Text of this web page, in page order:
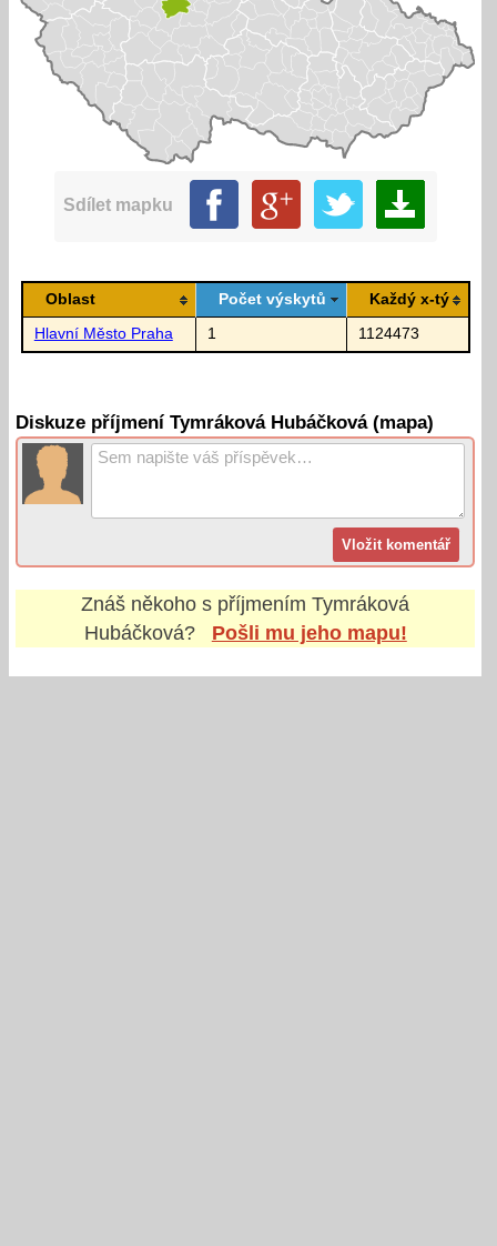
Sdílet mapku
Oblast Počet výskytů Každý x-tý
Hlavní Město Praha 1 1124473
Diskuze příjmení Tymráková Hubáčková (mapa)
Znáš někoho s příjmenímTymráková
Hubáčková? Pošli mu jeho mapu!